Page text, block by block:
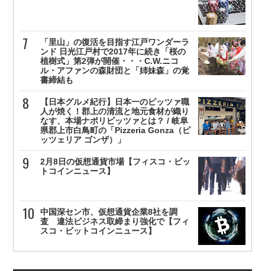
「里山」の復活を目指す江戸ワンダーラ
ンド 日光江戸村で2017年に続き「桜の
植樹式」第2弾が開催・・・C.W.ニコ
ル・アファンの森財団と「姉妹森」の覚
書締結も
【日本グルメ紀行】日本一のピッツァ職
人が焼く！郡上の清流と地元食材が織り
なす、本場ナポリピッツァとは？ / 岐阜
県郡上市白鳥町の「Pizzeria Gonza（ピ
ッツェリア ゴンザ）」
2月8日の仮想通貨市場【フィスコ・ビッ
トコインニュース】
中国深セン市、仮想通貨企業8社を調
査 違法ビジネス取締まり強化で【フィ
スコ・ビットコインニュース】